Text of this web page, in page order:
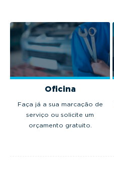
Oficina
Faça já a sua marcação de
serviço ou solicite um
orçamento gratuito.